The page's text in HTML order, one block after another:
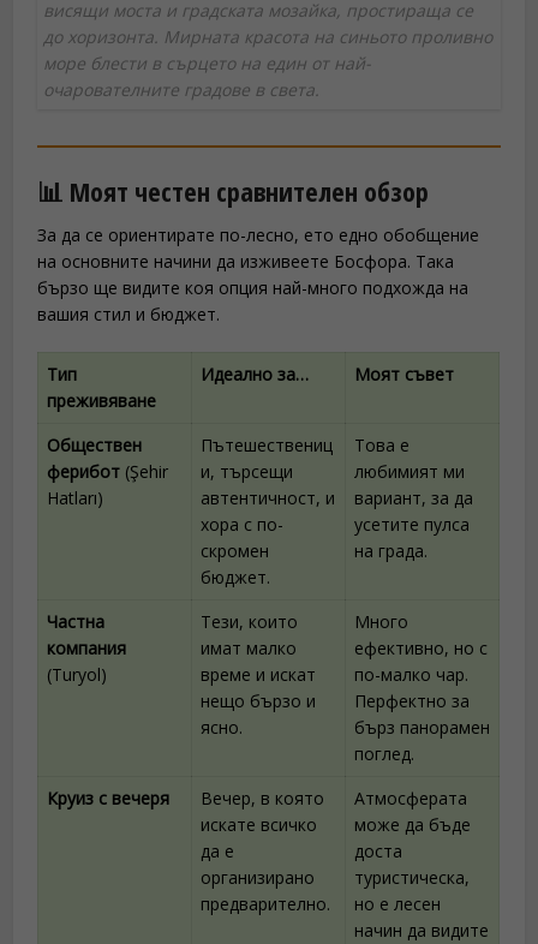
висящи моста и градската мозайка, простираща се
до хоризонта. Мирната красота на синьото проливно
море блести в сърцето на един от най-
очарователните градове в света.
📊 Моят честен сравнителен обзор
За да се ориентирате по-лесно, ето едно обобщение
на основните начини да изживеете Босфора. Така
бързо ще видите коя опция най-много подхожда на
вашия стил и бюджет.
Тип
преживяване
Идеално за… Моят съвет
Обществен
ферибот (Şehir
Hatları)
Пътешествениц
и, търсещи
автентичност, и
хора с по-
скромен
бюджет.
Това е
любимият ми
вариант, за да
усетите пулса
на града.
Частна
компания
(Turyol)
Тези, които
имат малко
време и искат
нещо бързо и
ясно.
Много
ефективно, но с
по-малко чар.
Перфектно за
бърз панорамен
поглед.
Круиз с вечеря
Вечер, в която
искате всичко
да е
организирано
предварително.
Атмосферата
може да бъде
доста
туристическа,
но е лесен
начин да видите